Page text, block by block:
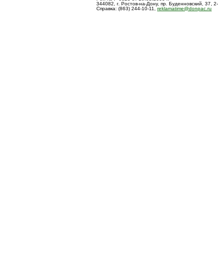
344082, г. Ростов-на-Дону, пр. Буденновский, 37,
Справка: (863) 244-10-11, reklamatime@donpac.ru